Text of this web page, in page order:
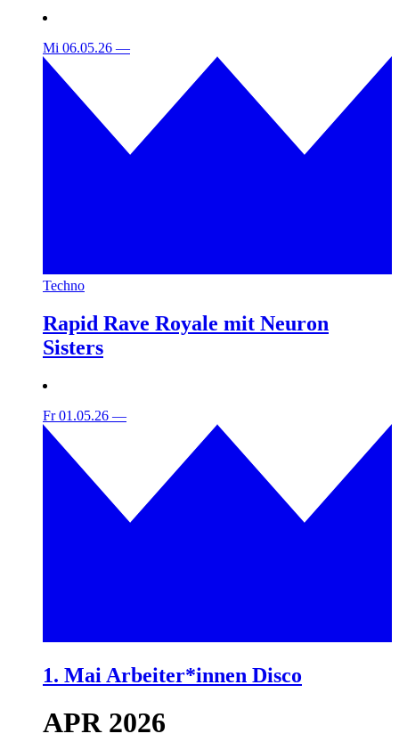
Mi 06.05.26 —
Techno
Rapid Rave Royale mit Neuron
Sisters
Fr 01.05.26 —
1. Mai Arbeiter*innen Disco
APR 2026